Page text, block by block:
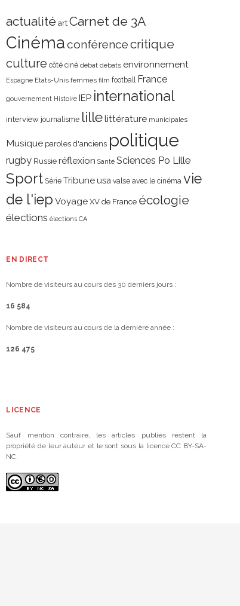
actualité art Carnet de 3A
Cinémaconférencecritique
culture côté ciné débat débats environnement
Espagne Etats-Unis femmes film football France
gouvernement Histoire IEP international
interview journalisme lillelittérature municipales
Musique paroles d'anciens politique
rugby Russie réflexion Santé Sciences Po Lille
Sport Série Tribune usa valse avec le cinéma vie
de l'iep Voyage XV de France écologie
élections élections CA
EN DIRECT
Nombre de visiteurs au cours des 30 derniers jours :
16 584
Nombre de visiteurs au cours de la dernière année :
126 475
LICENCE
Sauf mention contraire, les articles publiés restent la
propriété de leur auteur et le sont sous la licence CC BY-SA-
NC.